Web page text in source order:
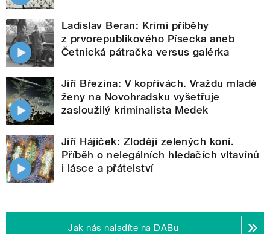
Ladislav Beran: Krimi příběhy
z prvorepublikového Písecka aneb
Četnická pátračka versus galérka
Jiří Březina: V kopřivách. Vraždu mladé
ženy na Novohradsku vyšetřuje
zasloužilý kriminalista Medek
Jiří Hájíček: Zloději zelených koní.
Příběh o nelegálních hledačích vltavínů
i lásce a přátelství
Jak nás naladíte na DABu